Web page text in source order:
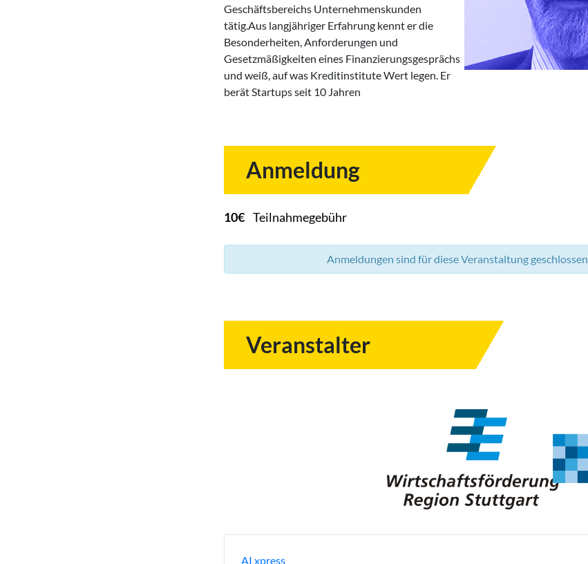
Geschäftsbereichs Unternehmenskunden
tätig.Aus langjähriger Erfahrung kennt er die
Besonderheiten, Anforderungen und
Gesetzmäßigkeiten eines Finanzierungsgesprächs
und weiß, auf was Kreditinstitute Wert legen. Er
berät Startups seit 10 Jahren
Anmeldung
10€ Teilnahmegebühr
Anmeldungen sind für diese Veranstaltung geschlossen
Veranstalter
AI xpress